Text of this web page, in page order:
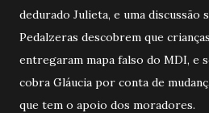
dedurado Julieta, e uma discussão
Pedalzeras descobrem que
entregaram mapa falso do MDI, e
cobra Gláucia por conta de
que tem o apoio dos moradores.